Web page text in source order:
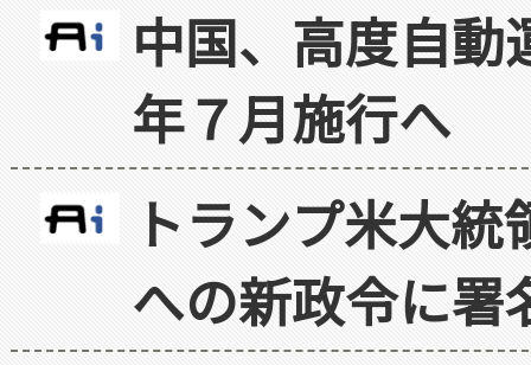
中国、高度自
年７月施行へ
トランプ米大
への新政令に署